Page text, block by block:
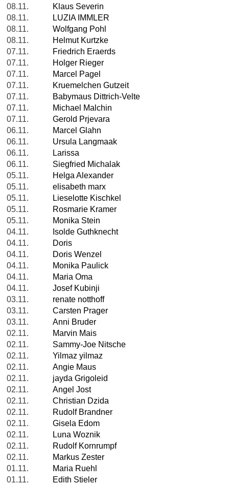
08.11.
Klaus Severin
08.11.
LUZIA IMMLER
08.11.
Wolfgang Pohl
08.11.
Helmut Kurtzke
07.11.
Friedrich Eraerds
07.11.
Holger Rieger
07.11.
Marcel Pagel
07.11.
Kruemelchen Gutzeit
07.11.
Babymaus Dittrich-Velte
07.11.
Michael Malchin
07.11.
Gerold Prjevara
06.11.
Marcel Glahn
06.11.
Ursula Langmaak
06.11.
Larissa
06.11.
Siegfried Michalak
05.11.
Helga Alexander
05.11.
elisabeth marx
05.11.
Lieselotte Kischkel
05.11.
Rosmarie Kramer
05.11.
Monika Stein
04.11.
Isolde Guthknecht
04.11.
Doris
04.11.
Doris Wenzel
04.11.
Monika Paulick
04.11.
Maria Oma
04.11.
Josef Kubinji
03.11.
renate notthoff
03.11.
Carsten Prager
03.11.
Anni Bruder
02.11.
Marvin Mais
02.11.
Sammy-Joe Nitsche
02.11.
Yilmaz yilmaz
02.11.
Angie Maus
02.11.
jayda Grigoleid
02.11.
Angel Jost
02.11.
Christian Dzida
02.11.
Rudolf Brandner
02.11.
Gisela Edom
02.11.
Luna Woznik
02.11.
Rudolf Kornrumpf
02.11.
Markus Zester
01.11.
Maria Ruehl
01.11.
Edith Stieler